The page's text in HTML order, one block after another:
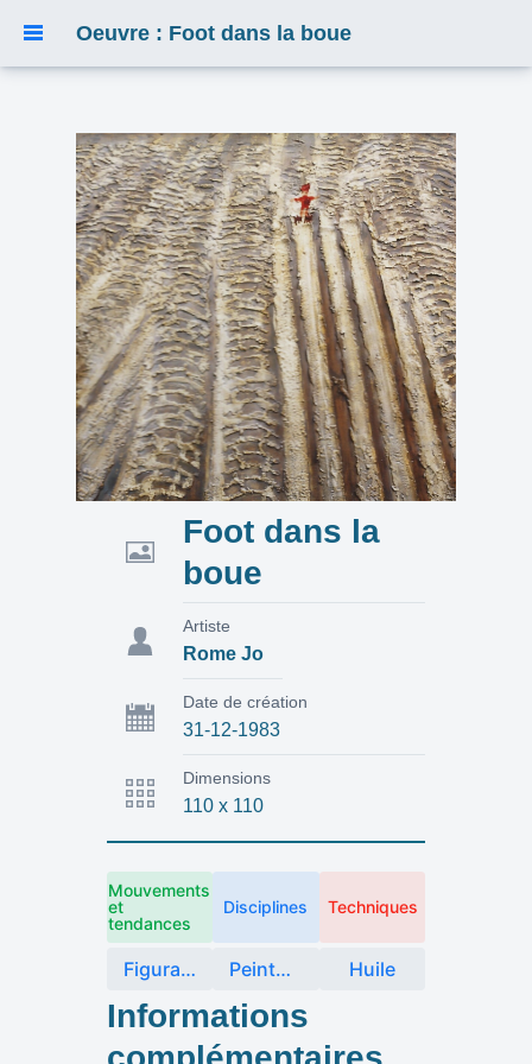
Oeuvre : Foot dans la boue
Foot dans la
boue
Rome Jo
Artiste
31-12-1983
Date de création
110 x 110
Dimensions
Mouvements
et
tendances
Figuration
Disciplines
Peinture
Techniques
Huile
Informations